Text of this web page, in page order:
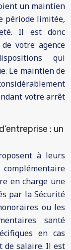
un maintien
période limitée,
Il est donc
votre agence
qui
Le maintien de
votre arrêt
: un
à leurs
en charge une
par la Sécurité
ou les
santé
en cas
de salaire. Il est